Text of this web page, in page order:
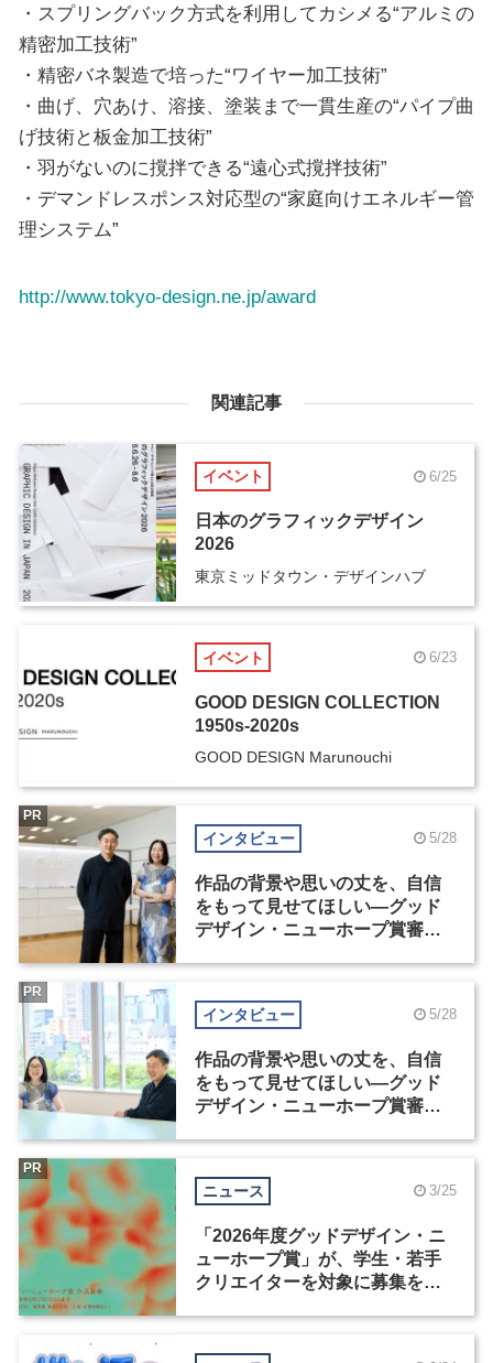
・スプリングバック方式を利用してカシメる“アルミの
精密加工技術”
・精密バネ製造で培った“ワイヤー加工技術”
・曲げ、穴あけ、溶接、塗装まで一貫生産の“パイプ曲
げ技術と板金加工技術”
・羽がないのに撹拌できる“遠心式撹拌技術”
・デマンドレスポンス対応型の“家庭向けエネルギー管
理システム”
http://www.tokyo-design.ne.jp/award
関連記事
イベント 6/25
日本のグラフィックデザイン
2026
東京ミッドタウン・デザインハブ
イベント 6/23
GOOD DESIGN COLLECTION
1950s-2020s
GOOD DESIGN Marunouchi
インタビュー 5/28
作品の背景や思いの丈を、自信
をもって見せてほしい―グッド
デザイン・ニューホープ賞審査
PR
インタビュー 5/28
作品の背景や思いの丈を、自信
をもって見せてほしい―グッド
デザイン・ニューホープ賞審査
PR
ニュース 3/25
「2026年度グッドデザイン・ニ
ューホープ賞」が、学生・若手
クリエイターを対象に募集を開
PR